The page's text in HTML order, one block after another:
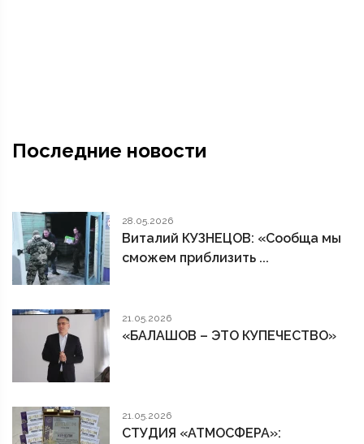
Последние новости
28.05.2026
Виталий КУЗНЕЦОВ: «Сообща мы
сможем приблизить ...
21.05.2026
«БАЛАШОВ – ЭТО КУПЕЧЕСТВО»
21.05.2026
СТУДИЯ «АТМОСФЕРА»: